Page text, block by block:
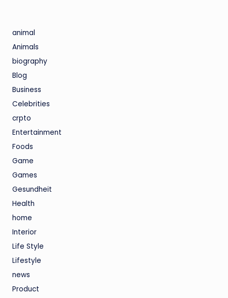
animal
Animals
biography
Blog
Business
Celebrities
crpto
Entertainment
Foods
Game
Games
Gesundheit
Health
home
Interior
Life Style
Lifestyle
news
Product